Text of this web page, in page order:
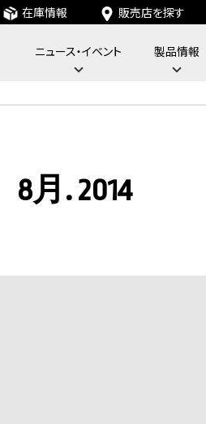
ニュース・イベント 製品情報
在庫情報 販売店を探す
8月. 2014